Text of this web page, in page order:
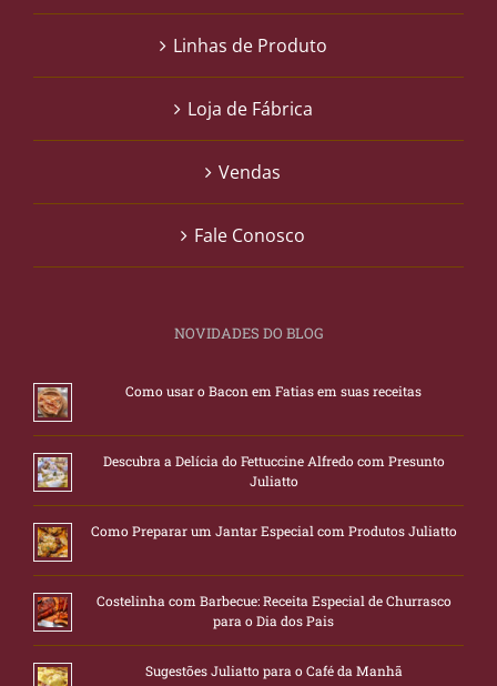
Linhas de Produto
Loja de Fábrica
Vendas
Fale Conosco
NOVIDADES DO BLOG
Como usar o Bacon em Fatias em suas receitas
Descubra a Delícia do Fettuccine Alfredo com Presunto
Juliatto
Como Preparar um Jantar Especial com Produtos Juliatto
Costelinha com Barbecue: Receita Especial de Churrasco
para o Dia dos Pais
Sugestões Juliatto para o Café da Manhã